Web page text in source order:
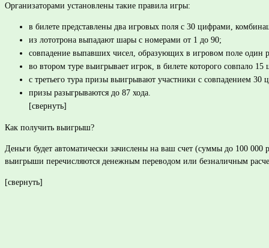
Организаторами установлены такие правила игры:
в билете представлены два игровых поля с 30 цифрами,
из лототрона выпадают шары с номерами от 1 до 90;
совпадение выпавших чисел, образующих в игровом поле один
во втором туре выигрывает игрок, в билете которого совпало
с третьего тура призы выигрывают участники с совпадением
призы разыгрываются до 87 хода.
[свернуть]
Как получить выигрыш?
Деньги будет автоматически зачислены на ваш счет (суммы до 100
выигрыши перечисляются денежным переводом или безналичным
[свернуть]